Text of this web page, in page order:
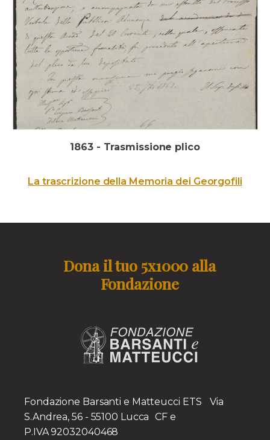
1863 - Trasmissione plico
La trascrizione della Memoria dei Georgofili
Dona il tuo 5x1000 alla
Fondazione
Fondazione Barsanti e Matteucci ETS Via
S.Andrea, 56 - 55100 Lucca CF e
P.IVA 92032040468